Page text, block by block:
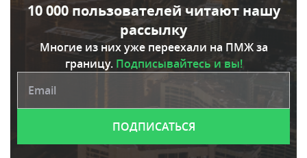
10 000 пользователей читают нашу
рассылку
Многие из них уже переехали на ПМЖ за
границу. Подписывайтесь и вы!